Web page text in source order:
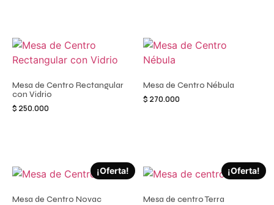
Mesa de Centro Rectangular
con Vidrio
$ 250.000
Mesa de Centro Nébula
$ 270.000
¡Oferta!
Mesa de Centro Novac
¡Oferta!
Mesa de centro Terra